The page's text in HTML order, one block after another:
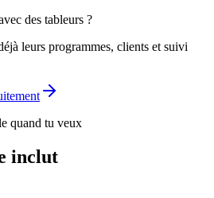
des tableurs ?
leurs programmes, clients et suivi
quand tu veux
inclut